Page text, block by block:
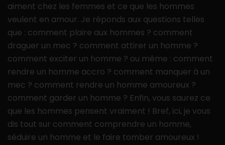
aiment chez les femmes et ce que les hommes
veulent en amour. Je réponds aux questions telles
que : comment plaire aux hommes ? comment
draguer un mec ? comment attirer un homme ?
comment exciter un homme ? ou même : comment
rendre un homme accro ? comment manquer à un
mec ? comment rendre un homme amoureux ?
comment garder un homme ? Enfin, vous saurez ce
que les hommes pensent vraiment ! Bref, ici, je vous
dis tout sur comment comprendre un homme,
séduire un homme et le faire tomber amoureux !